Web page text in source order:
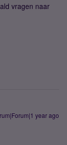
vragen naar
year ago